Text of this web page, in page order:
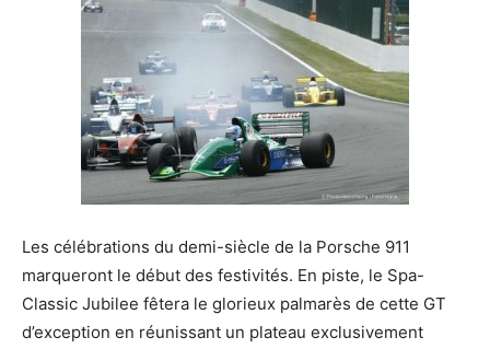
Les célébrations du demi-siècle de la Porsche 911
marqueront le début des festivités. En piste, le Spa-
Classic Jubilee fêtera le glorieux palmarès de cette GT
d’exception en réunissant un plateau exclusivement